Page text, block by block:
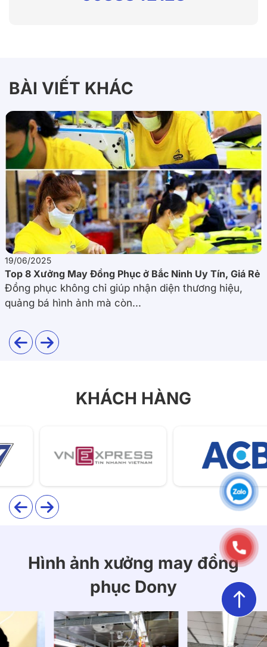
BÀI VIẾT KHÁC
19/06/2025
Top 8 Xưởng May Đồng Phục ở Bắc Ninh Uy Tín, Giá Rẻ
Đồng phục không chỉ giúp nhận diện thương hiệu,
quảng bá hình ảnh mà còn...
KHÁCH HÀNG
Hình ảnh xưởng may đồng
phục Dony